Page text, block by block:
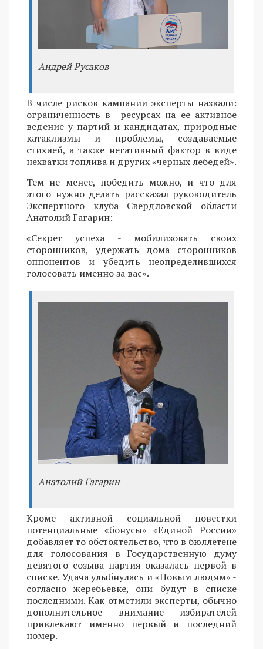
Андрей Русаков
В числе рисков кампании эксперты назвали:
ограниченность в ресурсах на ее активное
ведение у партий и кандидатах, природные
катаклизмы и проблемы, создаваемые
стихией, а также негативный фактор в виде
нехватки топлива и других «черных лебедей».
Тем не менее, победить можно, и что для
этого нужно делать рассказал руководитель
Экспертного клуба Свердловской области
Анатолий Гагарин:
«Секрет успеха - мобилизовать своих
сторонников, удержать дома сторонников
оппонентов и убедить неопределившихся
голосовать именно за вас».
Анатолий Гагарин
Кроме активной социальной повестки
потенциальные «бонусы» «Единой России»
добавляет то обстоятельство, что в бюллетене
для голосования в Государственную думу
девятого созыва партия оказалась первой в
списке. Удача улыбнулась и «Новым людям» -
согласно жеребьевке, они будут в списке
последними. Как отметили эксперты, обычно
дополнительное внимание избирателей
привлекают именно первый и последний
номер.